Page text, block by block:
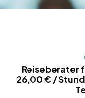
Reiseberater
26,00 € /